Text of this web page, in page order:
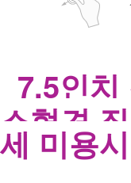
7.5인치
소형견
세 미용